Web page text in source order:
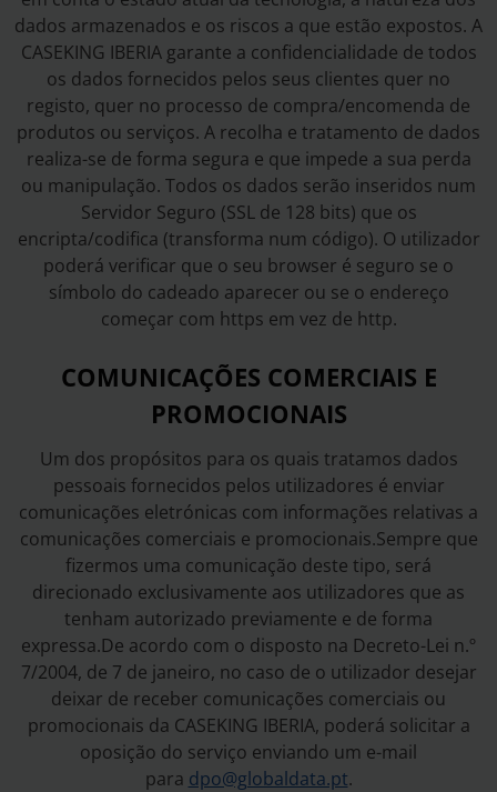
dados armazenados e os riscos a que estão expostos. A
CASEKING IBERIA garante a confidencialidade de todos
os dados fornecidos pelos seus clientes quer no
registo, quer no processo de compra/encomenda de
produtos ou serviços. A recolha e tratamento de dados
realiza-se de forma segura e que impede a sua perda
ou manipulação. Todos os dados serão inseridos num
Servidor Seguro (SSL de 128 bits) que os
encripta/codifica (transforma num código). O utilizador
poderá verificar que o seu browser é seguro se o
símbolo do cadeado aparecer ou se o endereço
começar com https em vez de http.
COMUNICAÇÕES COMERCIAIS E
PROMOCIONAIS
Um dos propósitos para os quais tratamos dados
pessoais fornecidos pelos utilizadores é enviar
comunicações eletrónicas com informações relativas a
comunicações comerciais e promocionais.Sempre que
fizermos uma comunicação deste tipo, será
direcionado exclusivamente aos utilizadores que as
tenham autorizado previamente e de forma
expressa.De acordo com o disposto na Decreto-Lei n.º
7/2004, de 7 de janeiro, no caso de o utilizador desejar
deixar de receber comunicações comerciais ou
promocionais da CASEKING IBERIA, poderá solicitar a
oposição do serviço enviando um e-mail
para dpo@globaldata.pt.